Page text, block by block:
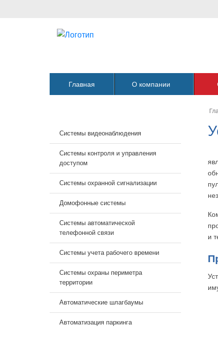
Главная О компании
Системы видеонаблюдения
Системы контроля и управления
доступом
Системы охранной сигнализации
Домофонные системы
Системы автоматической
телефонной связи
Системы учета рабочего времени
Системы охраны периметра
территории
Автоматические шлагбаумы
Автоматизация паркинга
и